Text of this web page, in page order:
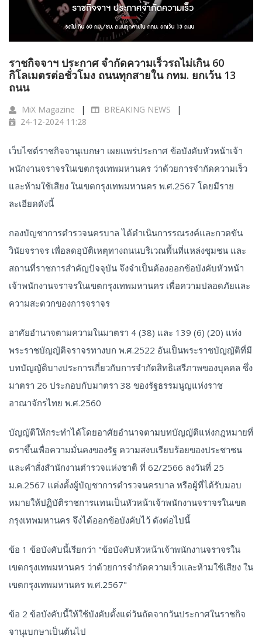
ราชกิจจาฯ ประกาศ จำกัดความเร็วรถไม่เกิน 60
กิโลเมตรต่อชั่วโมง ถนนทุกสายใน กทม. ยกเว้น 13
ถนน
MiX Magazine
BREAKING NEWS
24-12-2024 11:28
เว็บไซต์ราชกิจจานุเบกษา เผยแพร่ประกาศ ข้อบังคับหัวหน้าเจ้า
พนักงานจราจรในเขตกรุงเทพมหานคร ว่าด้วยการจำกัดความเร็ว
และห้ามใช้เสียง ในเขตกรุงเทพมหานคร พ.ศ.2567 โดยมีราย
ละเอียดดังนี้
กองบัญชาการตำรวจนครบาล ได้ดำเนินการรณรงค์และกวดขัน
วินัยจราจร เพื่อลดอุบัติเหตุทางถนนบริเวณพื้นที่แหล่งชุมชน และ
สถานที่ราชการสำคัญปัจจุบัน จึงจำเป็นต้องออกข้อบังคับหัวหน้า
เจ้าพนักงานจราจรในเขตกรุงเทพมหานคร เพื่อความปลอดภัยและ
ความสะดวกของการจราจร
อาศัยอำนาจตามความในมาตรา 4 (38) และ 139 (6) (20) แห่ง
พระราชบัญญัติจราจรทางบก พ.ศ.2522 อันเป็นพระราชบัญญัติที่มี
บทบัญญัติบางประการเกี่ยวกับการจำกัดสิทธิเสรีภาพของบุคคล ซึ่ง
มาตรา 26 ประกอบกับมาตรา 38 ของรัฐธรรมนูญแห่งราช
อาณาจักรไทย พ.ศ.2560
บัญญัติให้กระทำได้โดยอาศัยอำนาจตามบทบัญญัติแห่งกฎหมายที่
ตราขึ้นเพื่อความมั่นคงของรัฐ ความสงบเรียบร้อยของประชาชน
และคำสั่งสำนักงานตำรวจแห่งชาติ ที่ 62/2566 ลงวันที่ 25
ม.ค.2567 แต่งตั้งผู้บัญชาการตำรวจนครบาล หรือผู้ที่ได้รับมอบ
หมายให้ปฏิบัติราชการแทนเป็นหัวหน้าเจ้าพนักงานจราจรในเขต
กรุงเทพมหานคร จึงได้ออกข้อบังคับไว้ ดังต่อไปนี้
ข้อ 1 ข้อบังคับนี้เรียกว่า "ข้อบังคับหัวหน้าเจ้าพนักงานจราจรใน
เขตกรุงเทพมหานคร ว่าด้วยการจำกัดความเร็วและห้ามใช้เสียง ใน
เขตกรุงเทพมหานคร พ.ศ.2567"
ข้อ 2 ข้อบังคับนี้ให้ใช้บังคับตั้งแต่วันถัดจากวันประกาศในราชกิจ
จานุเบกษาเป็นต้นไป